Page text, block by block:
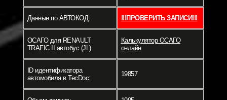
Данные по АВТОКОД: !!!ПРОВЕРИТЬ ЗАПИСИ!!!
ОСАГО для RENAULT
TRAFIC II автобус (JL):
Калькулятор ОСАГО
онлайн
ID идентификатора
автомобиля в TecDoc:
19857